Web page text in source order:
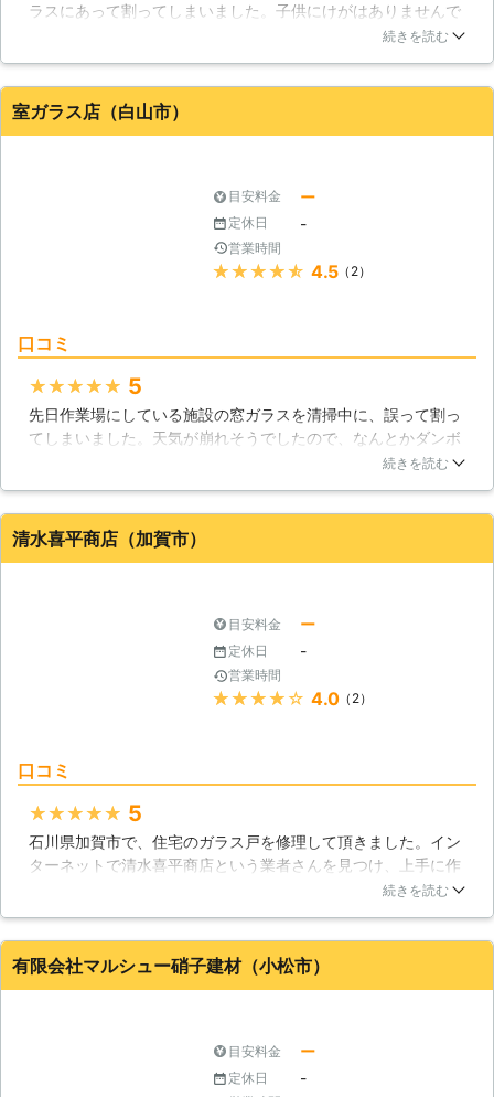
ラスにあって割ってしまいました。子供にけがはありませんで
したが、このまま割れたままの状態にしておくわけにもいか
手早く行ってくれ、費用などもさほど高いとは感じませんでし
た。
続きを読む
室ガラス店（白山市）
目安料金 ー
定休日 -
営業時間
★★★★★ 4.5（2）
口コミ
★★★★★ 5
先日作業場にしている施設の窓ガラスを清掃中に、誤って割っ
てしまいました。天気が崩れそうでしたので、なんとかダンボ
ールを貼るなどして対処していたのですが、もちろんこのまま
流れで修理していただくことができました。急にお願いしたに
も関わらず親切なご対応に、感謝いたします。
続きを読む
清水喜平商店（加賀市）
目安料金 ー
定休日 -
営業時間
★★★★★ 4.0（2）
口コミ
★★★★★ 5
石川県加賀市で、住宅のガラス戸を修理して頂きました。イン
ターネットで清水喜平商店という業者さんを見つけ、上手に作
業をしてくれそうだと思ったので選んだんです。思った通り、
料金も良心的でお財布にも優しかったです。
石川県 加賀市 2016年11月15日
続きを読む
有限会社マルシュー硝子建材（小松市）
目安料金 ー
定休日 -